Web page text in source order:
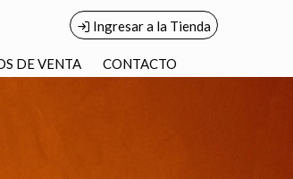
Ingresar a la Tienda
DE VENTA CONTACTO